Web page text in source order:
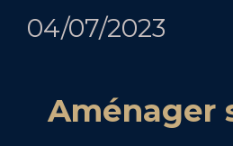
04/07/2023
Aménager